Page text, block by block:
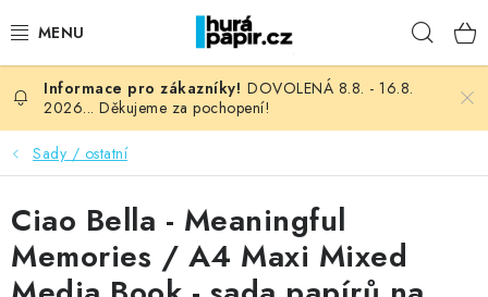
na
NOVINKY
HURÁ DÍLNA
VŠECHNO ZBOŽÍ
KNIHAŘSKÝ MATERIÁL
DOVOLENÁ 8.8. - 16.8.
2026... Děkujeme za pochopení!
Sady / ostatní
Ciao Bella - Meaningful
Memories / A4 Maxi Mixed